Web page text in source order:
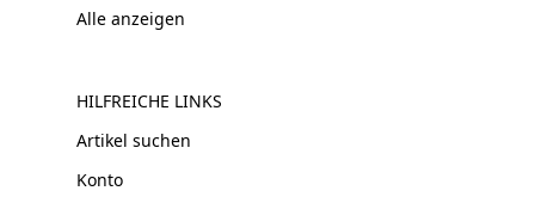
Alle anzeigen
HILFREICHE LINKS
Artikel suchen
Konto